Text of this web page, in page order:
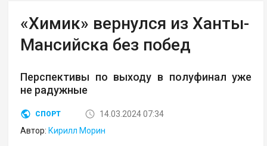
«Химик» вернулся из Ханты-
Мансийска без побед
Перспективы по выходу в полуфинал уже
не радужные
СПОРТ
14.03.2024 07:34
Автор: Кирилл Морин